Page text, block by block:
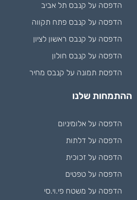
הדפסה על קנבס תל אביב
הדפסה על קנבס פתח תקווה
הדפסה על קנבס ראשון לציון
הדפסה על קנבס חולון
הדפסת תמונה על קנבס מחיר
ההתמחות שלנו
הדפסה על אלומיניום
הדפסה על דלתות
הדפסה על זכוכית
הדפסה על טפטים
הדפסה על משטח פי.וי.סי